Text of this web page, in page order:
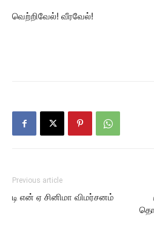
வெற்றிவேல்! வீரவேல்!
Previous article
டி என் ஏ சினிமா விமர்சனம்